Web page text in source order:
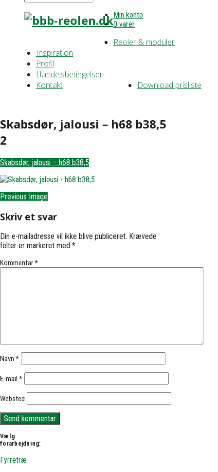
Min konto
0 varer
Reoler & moduler
Inspiration
Profil
Handelsbetingelser
Download prisliste
Kontakt
Skabsdør, jalousi – h68 b38,5
2
Skabsdør, jalousi – h68 b38,5
Previous Image
Skriv et svar
Din e-mailadresse vil ikke blive publiceret. Krævede
felter er markeret med *
Kommentar*
Navn *
E-mail *
Websted
Vælg
forarbejdning:
Fyrretræ